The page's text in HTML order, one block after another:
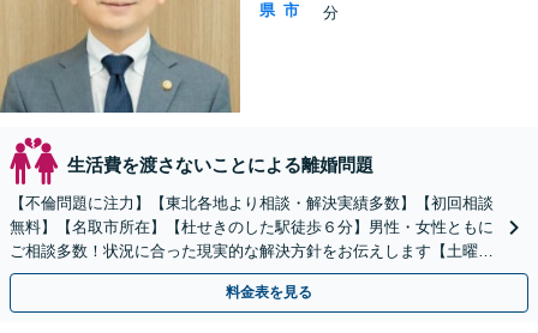
県 市
分
生活費を渡さないことによる離婚問題
【不倫問題に注力】【東北各地より相談・解決実績多数】【初回相談
無料】【名取市所在】【杜せきのした駅徒歩６分】男性・女性ともに
ご相談多数！状況に合った現実的な解決方針をお伝えします【土曜相
談可】【駐車場完備】【完全個室】【プライバシー厳守】
料金表を見る